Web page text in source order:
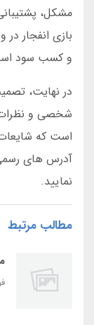
مشکل،
بازی انفجار
و کسب سود
در نهایت،
شخصی و نظرات
است که شایعات
آدرس های
نمایید.
مطالب مرتبط